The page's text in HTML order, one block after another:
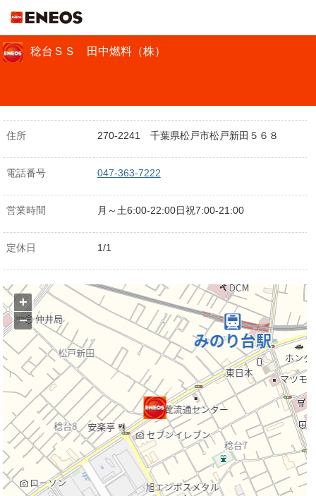
稔台ＳＳ 田中燃料（株）
住所 270-2241 千葉県松戸市松戸新田５６８
電話番号 047-363-7222
営業時間 月～土6:00-22:00日祝7:00-21:00
定休日 1/1
+
−